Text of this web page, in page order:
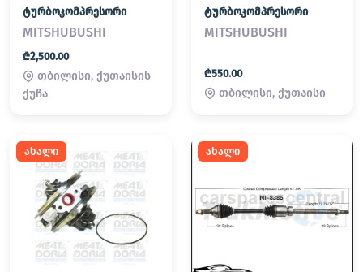
ტურბოკომპრესორი
MITSHUBUSHI
₾2,500.00
თბილისი, ქუთაისის
ქუჩა
ტურბოკომპრესორი
MITSHUBUSHI
₾550.00
თბილისი, ქუთაისი
ახალი ახალი